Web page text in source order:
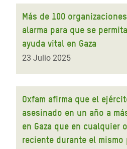
de
ayuda
la
navegación
Más de 100
alarma para que se
ayuda vital en Gaza
23 Julio 2025
Oxfam afirma que el
asesinado en un año a
en Gaza que en cualquier
reciente durante el mismo